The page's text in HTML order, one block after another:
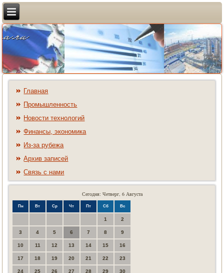
Главная
Промышленность
Новости технологий
Финансы, экономика
Из-за рубежа
Архив записей
Связь с нами
Сегодня: Четверг, 6 Августа
Пн Вт Ср Чт Пт Сб Вс
1 2
3 4 5 6 7 8 9
10 11 12 13 14 15 16
17 18 19 20 21 22 23
24 25 26 27 28 29 30